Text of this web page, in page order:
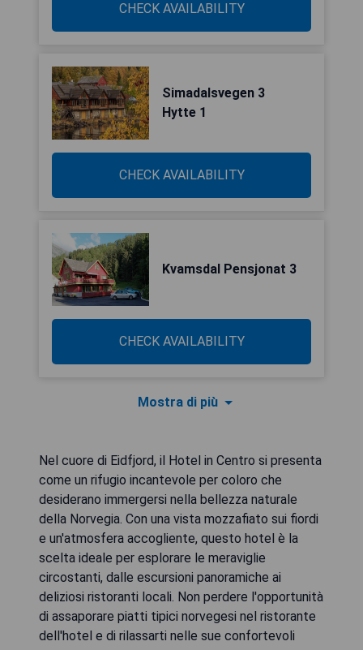
CHECK AVAILABILITY
Simadalsvegen 3
Hytte 1
CHECK AVAILABILITY
Kvamsdal Pensjonat 3
CHECK AVAILABILITY
Mostra di più
Nel cuore di Eidfjord, il Hotel in Centro si presenta
come un rifugio incantevole per coloro che
desiderano immergersi nella bellezza naturale
della Norvegia. Con una vista mozzafiato sui fiordi
e un'atmosfera accogliente, questo hotel è la
scelta ideale per esplorare le meraviglie
circostanti, dalle escursioni panoramiche ai
deliziosi ristoranti locali. Non perdere l'opportunità
di assaporare piatti tipici norvegesi nel ristorante
dell'hotel e di rilassarti nelle sue confortevoli